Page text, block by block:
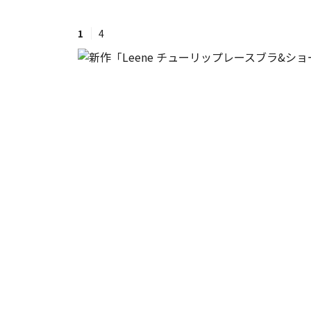
#ワンオペ育児
1 4